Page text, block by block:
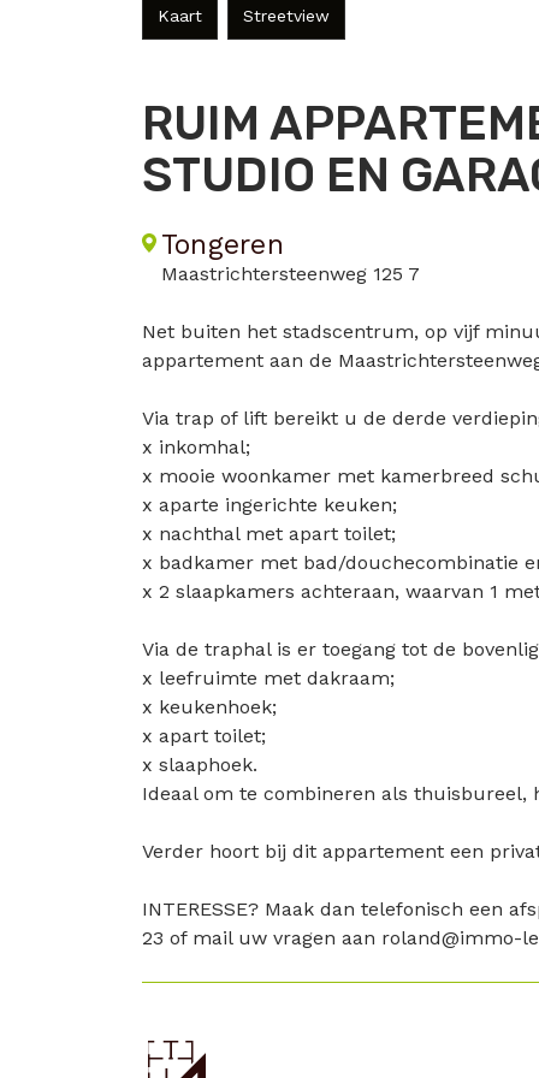
RUIM
STUDIO EN
Tongeren
Maastrichtersteenweg 125 7
Kaart Streetview
Net buiten het stadscentrum, op vijf
appartement aan de
Via trap of lift bereikt u de derde
x inkomhal;
x mooie woonkamer met kamerbreed
x aparte ingerichte keuken;
x nachthal met apart toilet;
x badkamer met bad/douchecombinatie
x 2 slaapkamers achteraan, waarvan 1
Via de traphal is er toegang tot de
x leefruimte met dakraam;
x keukenhoek;
x apart toilet;
x slaaphoek.
Ideaal om te combineren als
Verder hoort bij dit appartement een
INTERESSE? Maak dan telefonisch een
23 of mail uw vragen aan roland@immo-